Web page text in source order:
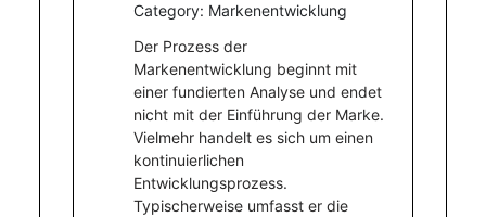
Category: Markenentwicklung
Der Prozess der
Markenentwicklung beginnt mit
einer fundierten Analyse und endet
nicht mit der Einführung der Marke.
Vielmehr handelt es sich um einen
kontinuierlichen
Entwicklungsprozess.
Typischerweise umfasst er die